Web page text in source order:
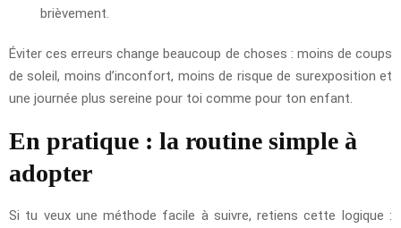
brièvement.
Éviter ces erreurs change beaucoup de choses : moins de coups
de soleil, moins d’inconfort, moins de risque de surexposition et
une journée plus sereine pour toi comme pour ton enfant.
En pratique : la routine simple à
adopter
Si tu veux une méthode facile à suivre, retiens cette logique :